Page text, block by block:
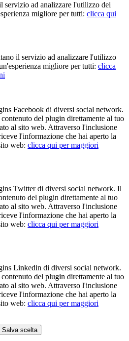
servizio ad analizzare l'utilizzo dei
migliore per tutti: clicca qui
il servizio ad analizzare l'utilizzo
migliore per tutti: clicca
Facebook di diversi social network.
del plugin direttamente al tuo
al sito web. Attraverso l'inclusione
l'informazione che hai aperto la
web: clicca qui per maggiori
Twitter di diversi social network. Il
del plugin direttamente al tuo
al sito web. Attraverso l'inclusione
l'informazione che hai aperto la
web: clicca qui per maggiori
Linkedin di diversi social network.
del plugin direttamente al tuo
al sito web. Attraverso l'inclusione
l'informazione che hai aperto la
web: clicca qui per maggiori
Salva scelta